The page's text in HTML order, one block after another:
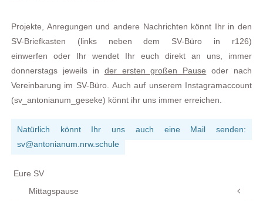
Projekte, Anregungen und andere Nachrichten könnt Ihr in den
SV-Briefkasten (links neben dem SV-Büro in r126)
einwerfen oderIhr wendet Ihr euch direkt an uns, immer
donnerstags jeweils in der ersten großen Pause oder nach
Vereinbarung im SV-Büro. Auch auf unserem Instagramaccount
(sv_antonianum_geseke) könnt ihr uns immer erreichen.
Natürlich könnt Ihr uns auch eine Mail senden:
sv@antonianum.nrw.schule
Eure SV
Mittagspause